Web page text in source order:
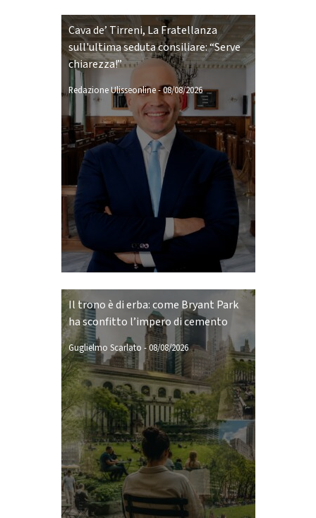
Cava de’ Tirreni, La Fratellanza
sull'ultima seduta consiliare: “Serve
chiarezza!”
Redazione Ulisseonline-08/08/2026
Il trono è di erba: come Bryant Park
ha sconfitto l’impero di cemento
Guglielmo Scarlato -08/08/2026